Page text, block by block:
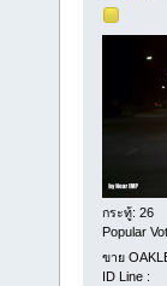
กระทู้: 26
Popular
ขาย
ID Line :